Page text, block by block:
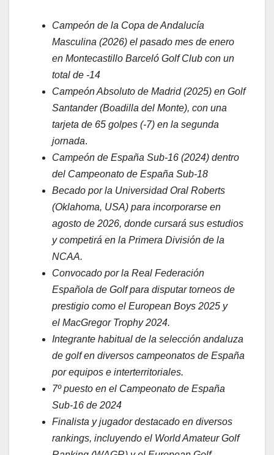
Campeón de la Copa de Andalucía
Masculina (2026) el pasado mes de enero
en Montecastillo Barceló Golf Club con un
total de -14
Campeón Absoluto de Madrid (2025) en Golf
Santander (Boadilla del Monte), con una
tarjeta de 65 golpes (-7) en la segunda
jornada.
Campeón de España Sub-16 (2024) dentro
del Campeonato de España Sub-18
Becado por la Universidad Oral Roberts
(Oklahoma, USA) para incorporarse en
agosto de 2026, donde cursará sus estudios
y competirá en la Primera División de la
NCAA.
Convocado por la Real Federación
Española de Golf para disputar torneos de
prestigio como el European Boys 2025 y
el MacGregor Trophy 2024.
Integrante habitual de la selección andaluza
de golf en diversos campeonatos de España
por equipos e interterritoriales.
7º puesto en el Campeonato de España
Sub-16 de 2024
Finalista y jugador destacado en diversos
rankings, incluyendo el World Amateur Golf